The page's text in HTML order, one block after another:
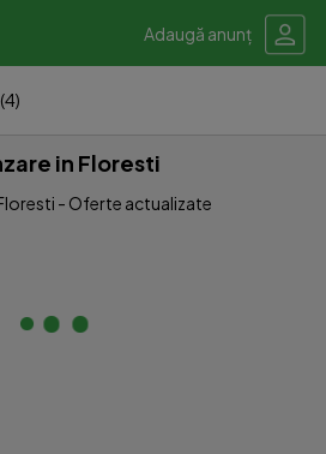
Adaugă anunț
in Floresti
- Oferte actualizate